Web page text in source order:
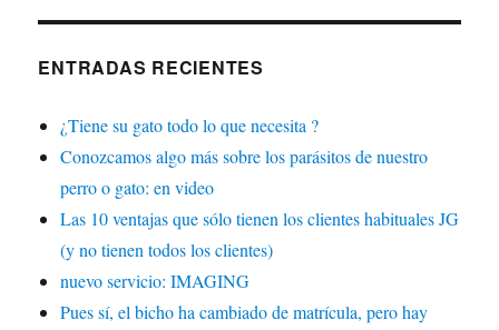
ENTRADAS RECIENTES
¿Tiene su gato todo lo que necesita ?
Conozcamos algo más sobre los parásitos de nuestro
perro o gato: en video
Las 10 ventajas que sólo tienen los clientes habituales JG
(y no tienen todos los clientes)
nuevo servicio: IMAGING
Pues sí, el bicho ha cambiado de matrícula, pero hay